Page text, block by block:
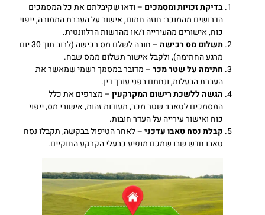
בדיקת זכויות ומסמכים – ודאו שקיבלתם את כל המסמכים
הדרושים מהמוכר: חוזה חתום, אישור על העברת התמורה, ייפוי
כוח, אישורים מהעירייה ו/או מהרשות הרלוונטית.
תשלום מס רכישה
– חובה לשלם מס רכישה (לרוב תוך 30 יום
מרגע החתימה), ולקבל אישור תשלום ממס שבח.
חתימה על שטר מכר– מדובר במסמך רשמי שמאשר את
העברת הבעלות, ונחתם בפני עורך דין.
הגשה ללשכת רישום המקרקעין– מצרפים את כלל
המסמכים לטאבו: שטר מכר, תעודות זהות, אישורי מס, ייפוי
כוח ואישור עירייה על העדר חובות.
קבלת נסח טאבו עדכני– לאחר הטיפול בבקשה, תקבלו נסח
טאבו חדש שבו שמכם מופיע כבעלי הקרקע החוקיים.